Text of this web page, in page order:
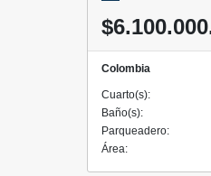
Colombia
Cuarto(s):
Baño(s):
Parqueadero:
Área: